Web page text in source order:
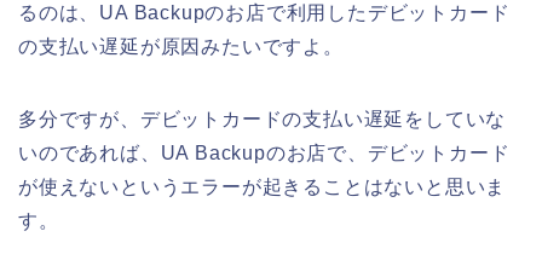
るのは、UA Backupのお店で利用したデビットカード
の支払い遅延が原因みたいですよ。
多分ですが、デビットカードの支払い遅延をしていな
いのであれば、UA Backupのお店で、デビットカード
が使えないというエラーが起きることはないと思いま
す。